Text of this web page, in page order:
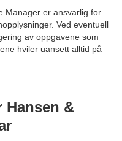
Manager er ansvarlig for
Ved eventuell
av oppgavene som
hviler uansett alltid på
Hansen &